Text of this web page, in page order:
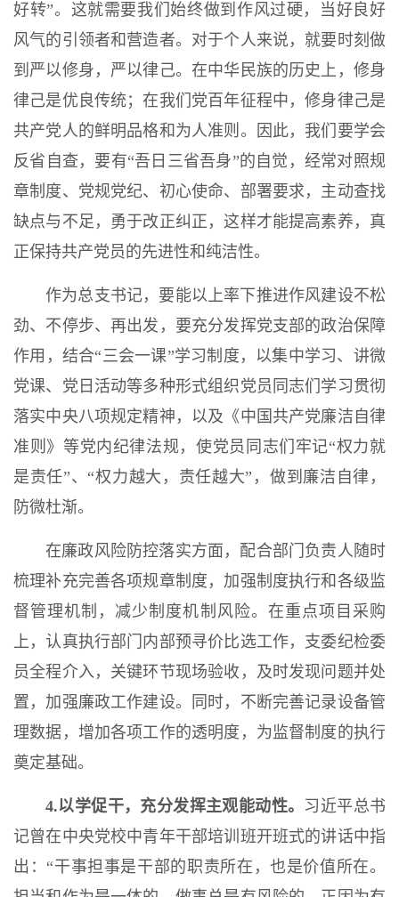
好转”。这就需要我们始终做到作风过硬，当好良好
风气的引领者和营造者。对于个人来说，就要时刻做
到严以修身，严以律己。在中华民族的历史上，修身
律己是优良传统；在我们党百年征程中，修身律己是
共产党人的鲜明品格和为人准则。因此，我们要学会
反省自查，要有“吾日三省吾身”的自觉，经常对照规
章制度、党规党纪、初心使命、部署要求，主动查找
缺点与不足，勇于改正纠正，这样才能提高素养，真
正保持共产党员的先进性和纯洁性。
作为总支书记，要能以上率下推进作风建设不松
劲、不停步、再出发，要充分发挥党支部的政治保障
作用，结合“三会一课”学习制度，以集中学习、讲微
党课、党日活动等多种形式组织党员同志们学习贯彻
落实中央八项规定精神，以及《中国共产党廉洁自律
准则》等党内纪律法规，使党员同志们牢记“权力就
是责任”、“权力越大，责任越大”，做到廉洁自律，
防微杜渐。
在廉政风险防控落实方面，配合部门负责人随时
梳理补充完善各项规章制度，加强制度执行和各级监
督管理机制，减少制度机制风险。在重点项目采购
上，认真执行部门内部预寻价比选工作，支委纪检委
员全程介入，关键环节现场验收，及时发现问题并处
置，加强廉政工作建设。同时，不断完善记录设备管
理数据，增加各项工作的透明度，为监督制度的执行
奠定基础。
4.以学促干，充分发挥主观能动性。 习近平总书
记曾在中央党校中青年干部培训班开班式的讲话中指
出：“干事担事是干部的职责所在，也是价值所在。